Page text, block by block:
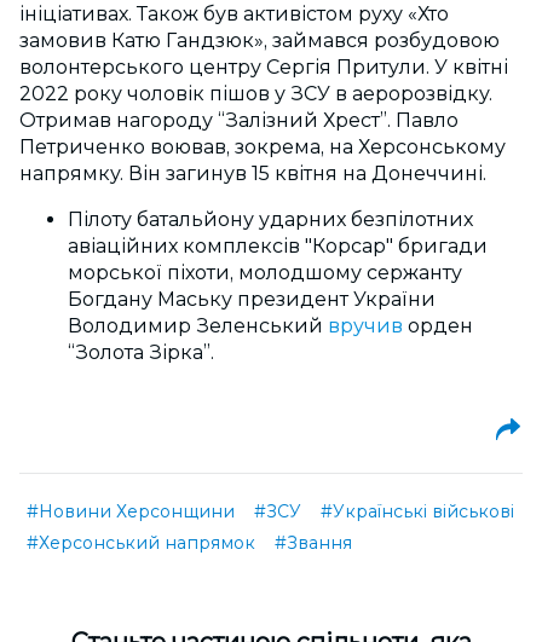
ініціативах. Також був активістом руху «Хто
замовив Катю Гандзюк», займався розбудовою
волонтерського центру Сергія Притули. У квітні
2022 року чоловік пішов у ЗСУ в аеророзвідку.
Отримав нагороду “Залізний Хрест”. Павло
Петриченко воював, зокрема, на Херсонському
напрямку. Він загинув 15 квітня на Донеччині.
Пілоту батальйону ударних безпілотних
авіаційних комплексів "Корсар" бригади
морської піхоти, молодшому сержанту
Богдану Маську президент України
Володимир Зеленський вручив орден
“Золота Зірка”.
#Новини Херсонщини #ЗСУ
#Українські військові
#Херсонський напрямок
#Звання